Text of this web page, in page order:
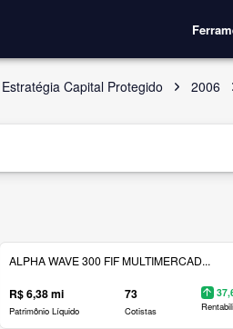
Capital Protegido 2006
ALPHA WAVE 300 FIF MULTIMERCAD...
R$ 6,38 mi
Patrimônio Líquido
73
Cotistas